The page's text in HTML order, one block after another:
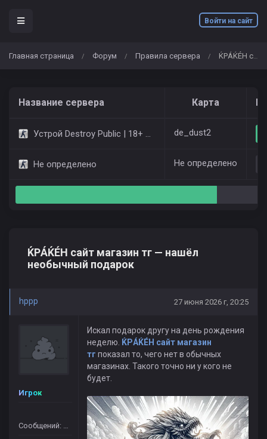
Войти на сайт
Главная страница / Форум / Правила сервера / ЌРÁЌÉH сайт магазин тг — нашёл необычный подарок
Название сервера Карта
Устрой Destroy Public | 18+ Only Dust2 de_dust2
Не определено Не определено
ЌРÁЌÉH сайт магазин тг — нашёл
необычный подарок
hppp 27 июня 2026 г, 20:25
Игрок
Сообщений: 364
Искал подарок другу на день рождения
неделю.
ЌРÁЌÉH сайт магазин
тг показал то, чего нет в обычных
магазинах. Такого точно ни у кого не
будет.